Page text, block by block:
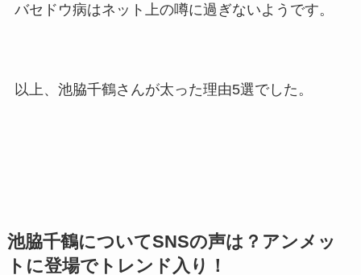
バセドウ病はネット上の噂に過ぎないようです。
以上、池脇千鶴さんが太った理由5選でした。
池脇千鶴についてSNSの声は？アンメッ
トに登場でトレンド入り！